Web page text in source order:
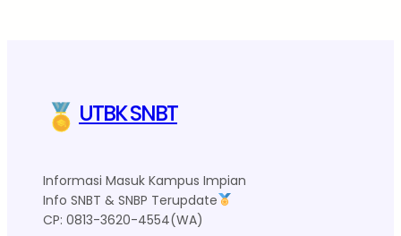
UTBK SNBT
Informasi Masuk Kampus Impian
Info SNBT & SNBP Terupdate
CP: 0813-3620-4554(WA)